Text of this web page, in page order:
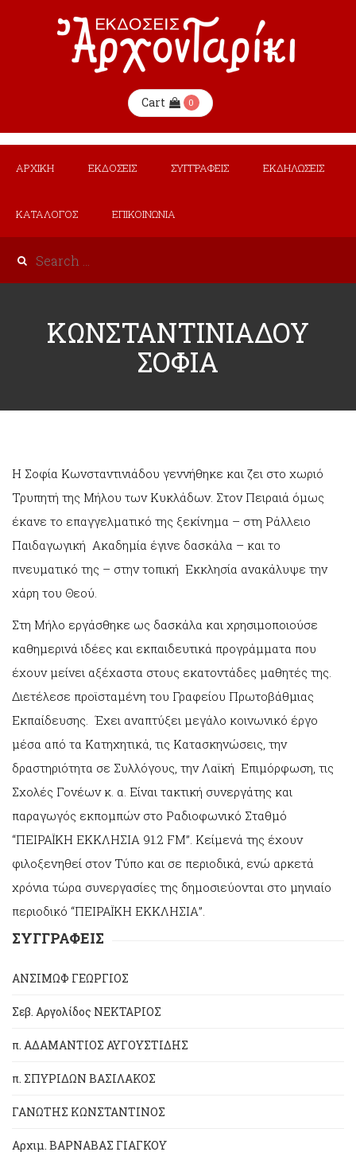
Cart 0
ΑΡΧΙΚΗ ΕΚΔΟΣΕΙΣ ΣΥΓΓΡΑΦΕΙΣ ΕΚΔΗΛΩΣΕΙΣ
ΚΑΤΑΛΟΓΟΣ ΕΠΙΚΟΙΝΩΝΙΑ
ΚΩΝΣΤΑΝΤΙΝΙΑΔΟΥ
ΣΟΦΙΑ
Η Σοφία Κωνσταντινιάδου γεννήθηκε και ζει στο χωριό
Τρυπητή της Μήλου των Κυκλάδων. Στον Πειραιά όμως
έκανε το επαγγελματικό της ξεκίνημα – στη Ράλλειο
Παιδαγωγική Ακαδημία έγινε δασκάλα – και το
πνευματικό της – στην τοπική Εκκλησία ανακάλυψε την
χάρη του Θεού.
Στη Μήλο εργάσθηκε ως δασκάλα και χρησιμοποιούσε
καθημερινά ιδέες και εκπαιδευτικά προγράμματα που
έχουν μείνει αξέχαστα στους εκατοντάδες μαθητές της.
Διετέλεσε προϊσταμένη του Γραφείου Πρωτοβάθμιας
Εκπαίδευσης. Έχει αναπτύξει μεγάλο κοινωνικό έργο
μέσα από τα Κατηχητικά, τις Κατασκηνώσεις, την
δραστηριότητα σε Συλλόγους, την Λαϊκή Επιμόρφωση, τις
Σχολές Γονέων κ. α. Είναι τακτική συνεργάτης και
παραγωγός εκπομπών στο Ραδιοφωνικό Σταθμό
“ΠΕΙΡΑΪΚΗ ΕΚΚΛΗΣΙΑ 91.2 FΜ”. Κείμενά της έχουν
φιλοξενηθεί στον Τύπο και σε περιοδικά, ενώ αρκετά
χρόνια τώρα συνεργασίες της δημοσιεύονται στο μηνιαίο
περιοδικό “ΠΕΙΡΑΪΚΗ ΕΚΚΛΗΣΙΑ”.
ΣΥΓΓΡΑΦΕΙΣ
ΑΝΣΙΜΩΦ ΓΕΩΡΓΙΟΣ
Σεβ. Αργολίδος ΝΕΚΤΑΡΙΟΣ
π. ΑΔΑΜΑΝΤΙΟΣ ΑΥΓΟΥΣΤΙΔΗΣ
π. ΣΠΥΡΙΔΩΝ ΒΑΣΙΛΑΚΟΣ
ΓΑΝΩΤΗΣ ΚΩΝΣΤΑΝΤΙΝΟΣ
Αρχιμ. ΒΑΡΝΑΒΑΣ ΓΙΑΓΚΟΥ